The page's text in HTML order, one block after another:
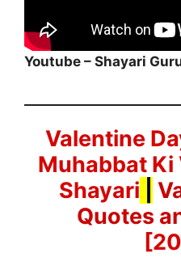
Youtube – Shayari
Valentine
Muhabbat Ki
Shayari
Quotes